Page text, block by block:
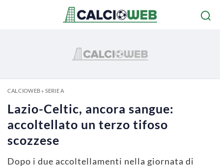
CALCIOWEB» SERIE A
Lazio-Celtic, ancora sangue:
accoltellato un terzo tifoso
scozzese
Dopo i due accoltellamenti nella giornata di